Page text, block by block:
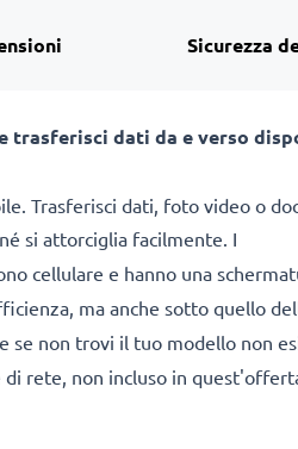
Sicurezza
trasferisci dati da e verso
Trasferisci dati, foto video o
si attorciglia facilmente. I
cellulare e hanno una
ma anche sotto quello
se non trovi il tuo modello non
di rete, non incluso in